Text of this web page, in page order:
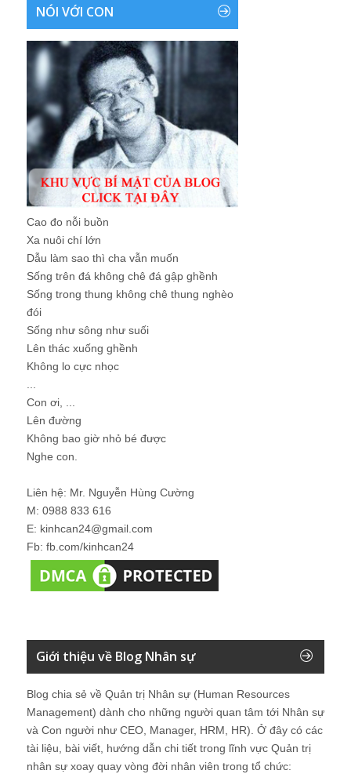
NÓI VỚI CON
Cao đo nỗi buồn
Xa nuôi chí lớn
Dẫu làm sao thì cha vẫn muốn
Sống trên đá không chê đá gập ghềnh
Sống trong thung không chê thung nghèo
đói
Sống như sông như suối
Lên thác xuống ghềnh
Không lo cực nhọc
Con ơi, ...
Lên đường
Không bao giờ nhỏ bé được
Nghe con.
Liên hệ: Mr. Nguyễn Hùng Cường
M: 0988 833 616
E: kinhcan24@gmail.com
Fb: fb.com/kinhcan24
Giới thiệu về Blog Nhân sự
Blog chia sẻ về Quản trị Nhân sự (Human Resources
Management) dành cho những người quan tâm tới Nhân sự
và Con người như CEO, Manager, HRM, HR). Ở đây có các
tài liệu, bài viết, hướng dẫn chi tiết trong lĩnh vực Quản trị
nhân sự xoay quay vòng đời nhân viên trong tổ chức: